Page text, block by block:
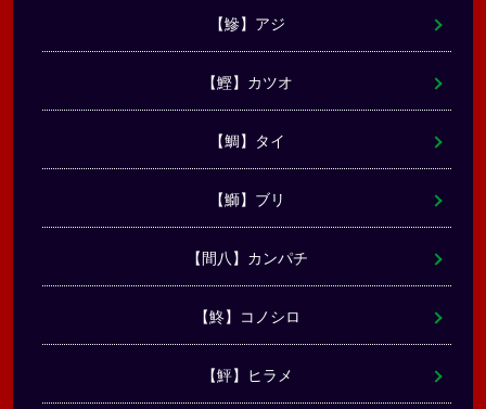
【鰺】アジ
【鰹】カツオ
【鯛】タイ
【鰤】ブリ
【間八】カンパチ
【鮗】コノシロ
【鮃】ヒラメ